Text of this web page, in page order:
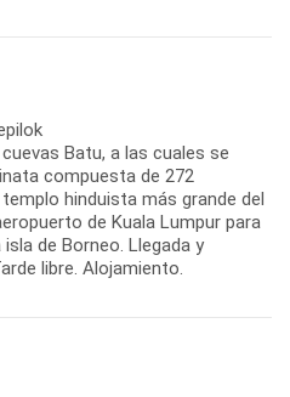
Batu, a las cuales se
compuesta de 272
hinduista más grande del
de Kuala Lumpur para
de Borneo. Llegada y
libre. Alojamiento.